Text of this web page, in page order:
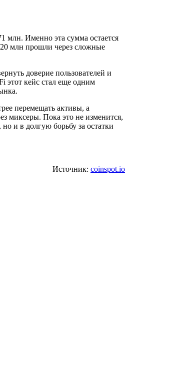
млн. Именно эта сумма остается
млн прошли через сложные
доверие пользователей и
этот кейс стал еще одним
перемещать активы, а
миксеры. Пока это не изменится,
и в долгую борьбу за остатки
Источник: coinspot.io